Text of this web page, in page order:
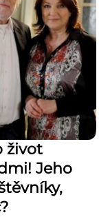
život
Jeho